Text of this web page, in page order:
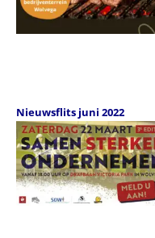
Nieuwsflits juni 2022